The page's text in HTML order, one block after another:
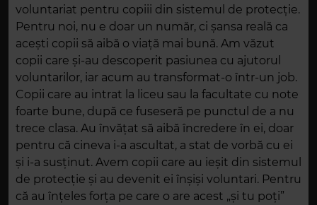
voluntariat pentru copiii din sistemul de protecție.
Pentru noi, nu e doar un număr, ci șansa reală ca
acești copii să aibă o viață mai bună. Am văzut
copii care și-au descoperit pasiunea cu ajutorul
voluntarilor, iar acum au transformat-o într-un job.
Copii care au intrat la liceu sau la facultate cu note
foarte bune, după ce fuseseră pe punctul de a nu
trece clasa. Au învățat să aibă încredere în ei, doar
pentru că cineva i-a ascultat, a stat de vorbă cu ei
și i-a susținut. Avem copii care au ieșit din sistemul
de protecție și au devenit ei înșiși voluntari. Pentru
că au înțeles forța pe care o are acest „și tu poți”